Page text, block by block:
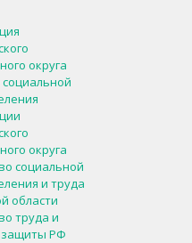
округа
округа
социальной
и труда
области
труда и
защиты РФ